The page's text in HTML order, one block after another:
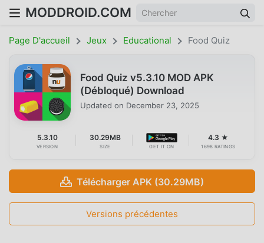
MODDROID.COM
Page D'accueil Jeux Educational Food Quiz
Food Quiz v5.3.10 MOD APK
(Débloqué) Download
Updated on December 23, 2025
5.3.10
VERSION
30.29MB
SIZE GET IT ON
4.3 ★
1698 RATINGS
Télécharger APK (30.29MB)
Versions précédentes